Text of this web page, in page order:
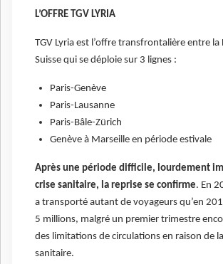
L’OFFRE TGV LYRIA
TGV Lyria est l’offre transfrontalière entre la
Suisse qui se déploie sur 3 lignes :
Paris-Genève
Paris-Lausanne
Paris-Bâle-Zürich
Genève à Marseille en période estivale
Après une période difficile, lourdement
crise sanitaire, la reprise se confirme. En
a transporté autant de voyageurs qu’en
5 millions, malgré un premier trimestre
des limitations de circulations en raison de
sanitaire.